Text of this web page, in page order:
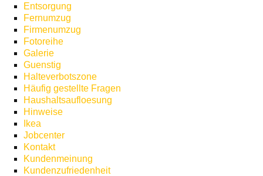
Entsorgung
Fernumzug
Firmenumzug
Fotoreihe
Galerie
Guenstig
Halteverbotszone
Häufig gestellte Fragen
Haushaltsaufloesung
Hinweise
Ikea
Jobcenter
Kontakt
Kundenmeinung
Kundenzufriedenheit